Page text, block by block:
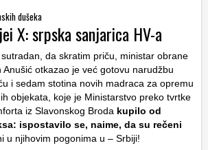
dušeka
X: srpska sanjarica HV-a
sutradan, da skratim priču, ministar obrane
Anušić otkazao je već gotovu narudžbu
i sedam stotina novih madraca za opremu
objekata, koje je Ministarstvo preko tvrtke
iz Slavonskog Broda kupilo od
ispostavilo se, naime, da su rečeni
u njihovim pogonima u – Srbiji!